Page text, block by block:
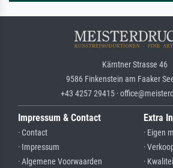
Kärntner Strasse 46
9586 Finkenstein am Faaker
+43 4257 29415 ·
Impressum & Contact
· Contact
· Impressum
· Algemene Voorwaarden
Extra
· Eigen
·
·